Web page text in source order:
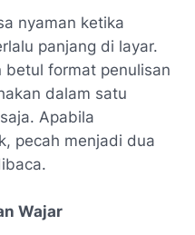
nyaman ketika
panjang di layar.
betul format penulisan
dalam satu
Apabila
pecah menjadi dua
Wajar